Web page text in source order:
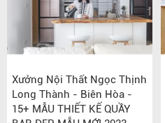
Xưởng Nội Thất Ngọc Thịnh
Long Thành - Biên Hòa -
15+ MẪU THIẾT KẾ QUẦY